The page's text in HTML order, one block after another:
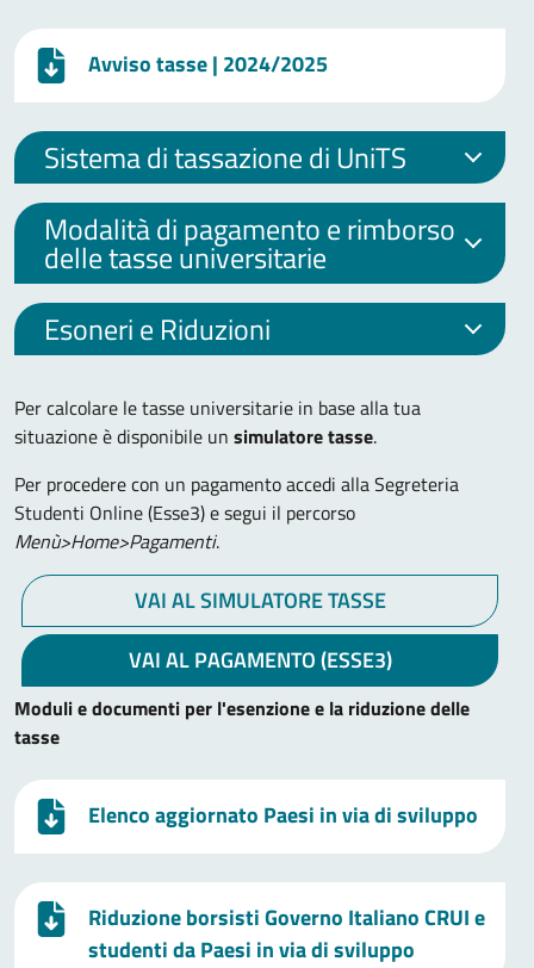
Avviso tasse| 2024/2025
Sistema di tassazione di UniTS
Modalità di pagamento e rimborso
delle tasse universitarie
Esoneri e Riduzioni
Per calcolare le tasse universitarie in base alla tua
situazione è disponibile un simulatore tasse.
Per procedere con un pagamento accedi alla Segreteria
Studenti Online (Esse3) e segui il percorso
Menù>Home>Pagamenti.
VAI AL SIMULATORE TASSE
VAI AL PAGAMENTO (ESSE3)
Moduli e documenti per l'esenzione e la riduzione delle
tasse
Elenco aggiornato Paesi in via di sviluppo
Riduzione borsisti Governo Italiano CRUI e
studenti da Paesi in via di sviluppo